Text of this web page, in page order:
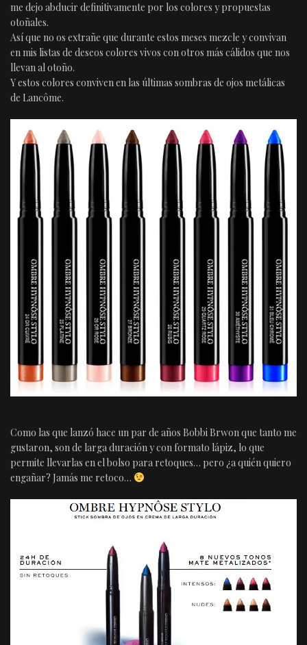
me dejo abducir definitivamente por los colores y propuestas
otoñales.
Así que no os extrañe que durante estos meses mezcle y convivan
en mis listas de deseos colores vivos con otros más cálidos que nos
llevan al otoño.
Y estos colores conviven en las últimas sombras de ojos metálicas
de Lancôme.
Como las que lanzó hace un par de años Bobbi Brwon que tanto me
gustaron, son de larga duración y con formato lápiz, lo que
permite llevarlas en el bolso para retoques… pero ¿a quién quiero
engañar? Jamás me retoco…